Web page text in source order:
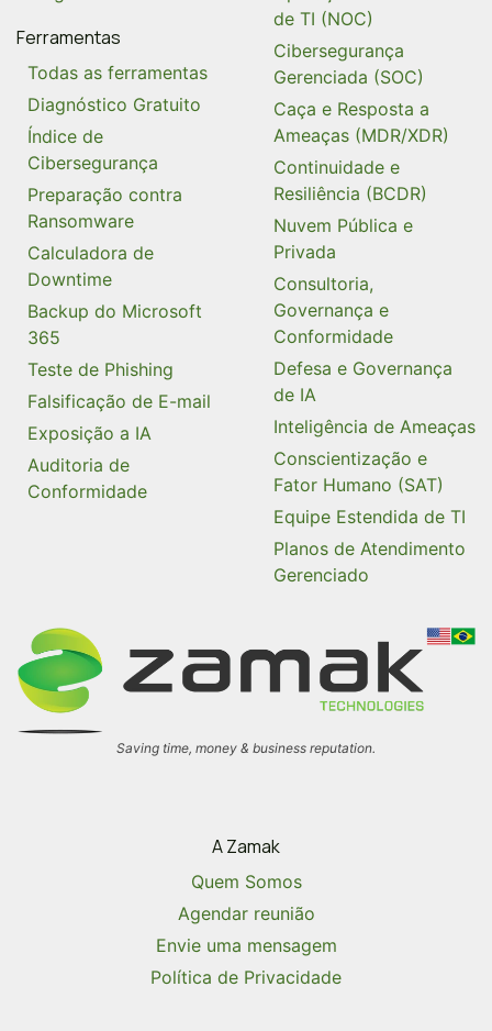
Ferramentas
Todas as ferramentas
Diagnóstico Gratuito
Índice de
Cibersegurança
Preparação contra
Ransomware
Calculadora de
Downtime
Backup do Microsoft
365
Teste de Phishing
Falsificação de E-mail
Exposição a IA
Auditoria de
Conformidade
de TI (NOC)
Cibersegurança
Gerenciada (SOC)
Caça e Resposta a
Ameaças (MDR/XDR)
Continuidade e
Resiliência (BCDR)
Nuvem Pública e
Privada
Consultoria,
Governança e
Conformidade
Defesa e Governança
de IA
Inteligência de Ameaças
Conscientização e
Fator Humano (SAT)
Equipe Estendida de TI
Planos de Atendimento
Gerenciado
Saving time, money & business reputation.
A Zamak
Quem Somos
Agendar reunião
Envie uma mensagem
Política de Privacidade